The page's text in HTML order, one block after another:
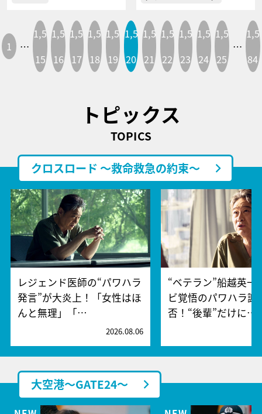
1 …
1,5
15
1,5
16
1,5
17
1,5
18
1,5
19
1,5
20
1,5
21
1,5
22
1,5
23
1,5
24
1,5
25
…
1,5
84
トピックス
TOPICS
クロスロード ～救命救急の約束～
レジェンド医師の“パワハラ
発言”が大炎上！「女性はほ
んと無理」「…
2026.08.06
“ベテラン”船越英一
ビ覚悟のパワハラ謝
否！“後輩”だけに…
大空港～GATE24～